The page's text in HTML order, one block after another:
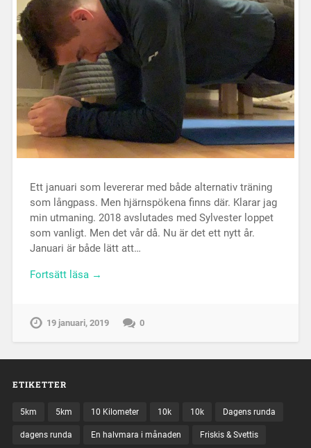
Ett januari som levererar med både alternativ träning
som långpass. Men hjärnspökena finns där. Klarar jag
min utmaning. 2018 avslutades med Sylvester loppet
som vanligt. Men det vår då. Nu är det ett nytt år.
Januari är både lätt att…
Fortsätt läsa →
19 januari, 2019 0
ETIKETTER
5km 5km 10 Kilometer 10k 10k Dagens runda
dagens runda En halvmara i månaden Friskis & Svettis